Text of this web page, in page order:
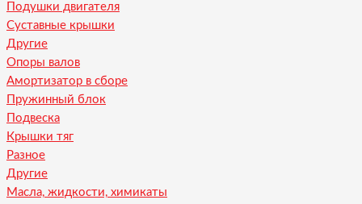
Подушки двигателя
Суставные крышки
Другие
Опоры валов
Амортизатор в сборе
Пружинный блок
Подвеска
Крышки тяг
Разное
Другие
Масла, жидкости, химикаты